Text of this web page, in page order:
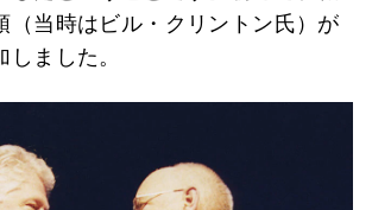
（当時はビル・クリントン氏）が
ました。